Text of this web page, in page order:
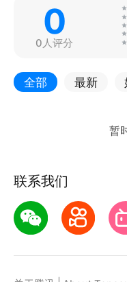
0
0人评分
全部 最新
联系我们